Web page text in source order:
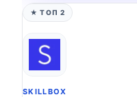
★ ТОП 2
SKILLBOX